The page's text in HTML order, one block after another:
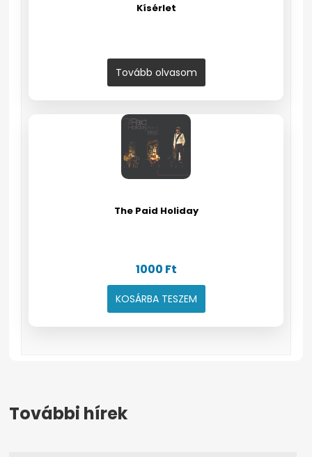
Kísérlet
Tovább olvasom
The Paid Holiday
1000 Ft
KOSÁRBA TESZEM
További hírek